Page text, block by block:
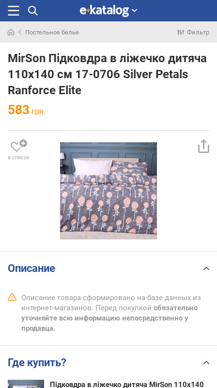
раньше
Постельное белье Фильтр
MirSon Підковдра в ліжечко дитяча
110x140 см 17-0706 Silver Petals
Ranforce Elite
583 грн.
в список
Описание
Описание товара сформировано на базе данных из
интернет-магазинов. Перед покупкой обязательно
уточняйте всю информацию непосредственно у
продавца.
Где купить?
Підковдра в ліжечко дитяча MirSon 110x140